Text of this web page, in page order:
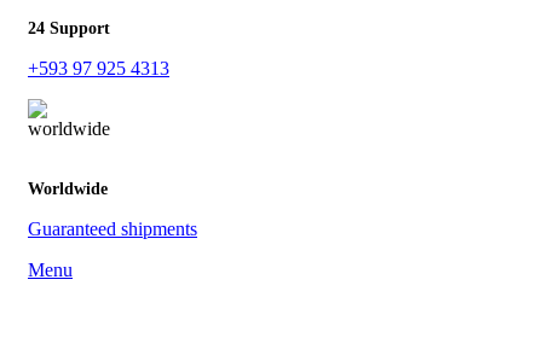
24 Support
+593 97 925 4313
Worldwide
Guaranteed shipments
Menu